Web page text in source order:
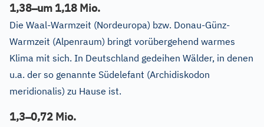
1,38–um 1,18 Mio.
Die Waal-Warmzeit (Nordeuropa) bzw. Donau-Günz-
Warmzeit (Alpenraum) bringt vorübergehend warmes
Klima mit sich. In Deutschland gedeihen Wälder, in denen
u.a. der so genannte Südelefant (Archidiskodon
meridionalis) zu Hause ist.
1,3–0,72 Mio.